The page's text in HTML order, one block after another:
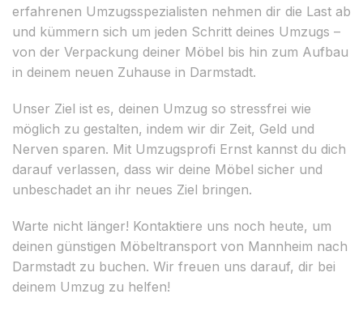
erfahrenen Umzugsspezialisten nehmen dir die Last ab
und kümmern sich um jeden Schritt deines Umzugs –
von der Verpackung deiner Möbel bis hin zum Aufbau
in deinem neuen Zuhause in Darmstadt.
Unser Ziel ist es, deinen Umzug so stressfrei wie
möglich zu gestalten, indem wir dir Zeit, Geld und
Nerven sparen. Mit Umzugsprofi Ernst kannst du dich
darauf verlassen, dass wir deine Möbel sicher und
unbeschadet an ihr neues Ziel bringen.
Warte nicht länger! Kontaktiere uns noch heute, um
deinen günstigen Möbeltransport von Mannheim nach
Darmstadt zu buchen. Wir freuen uns darauf, dir bei
deinem Umzug zu helfen!